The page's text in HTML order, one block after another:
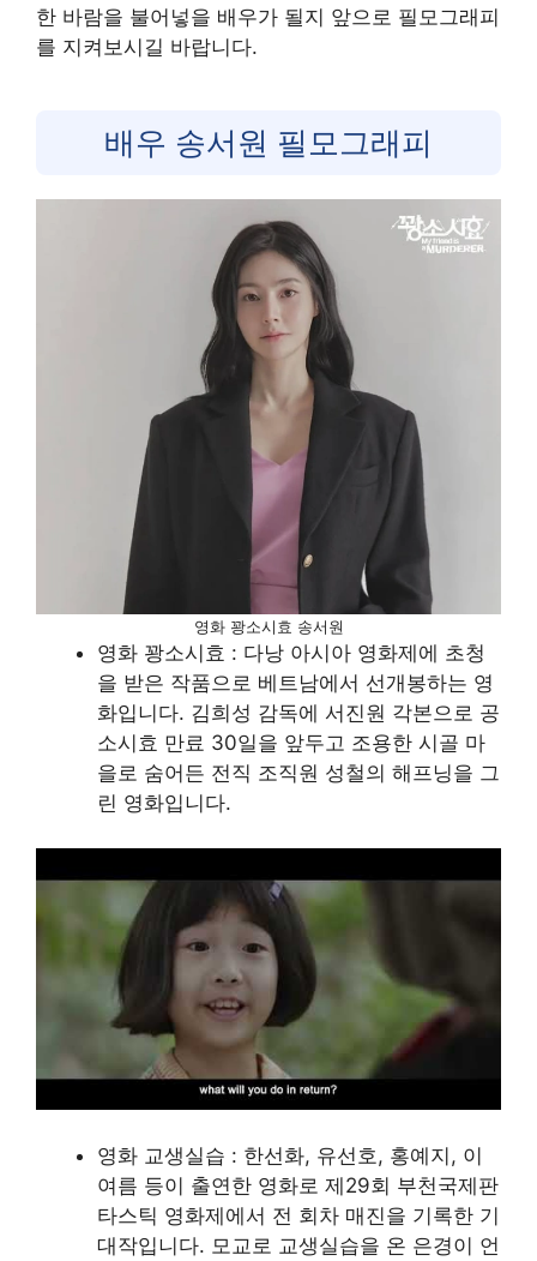
한 바람을 불어넣을 배우가 될지 앞으로 필모그래피
를 지켜보시길 바랍니다.
배우 송서원 필모그래피
영화 꽝소시효 송서원
영화 꽝소시효 : 다낭 아시아 영화제에 초청
을 받은 작품으로 베트남에서 선개봉하는 영
화입니다. 김희성 감독에 서진원 각본으로 공
소시효 만료 30일을 앞두고 조용한 시골 마
을로 숨어든 전직 조직원 성철의 해프닝을 그
린 영화입니다.
영화 교생실습 : 한선화, 유선호, 홍예지, 이
여름 등이 출연한 영화로 제29회 부천국제판
타스틱 영화제에서 전 회차 매진을 기록한 기
대작입니다. 모교로 교생실습을 온 은경이 언